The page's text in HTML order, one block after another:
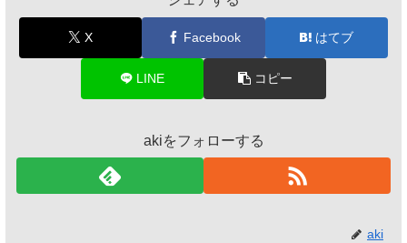
X Facebook はてブ
LINE コピー
akiをフォローする
aki